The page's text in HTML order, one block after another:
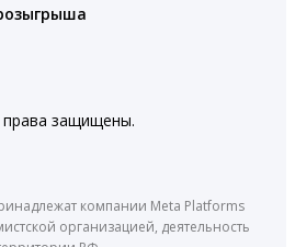
защищены.
компании Meta Platforms
организацией, деятельность